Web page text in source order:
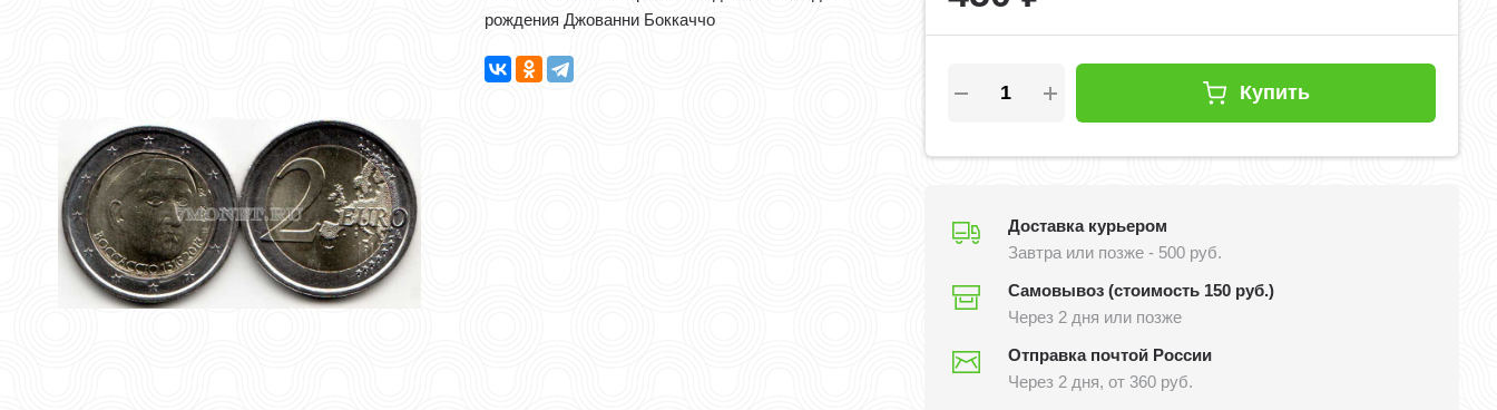
рождения Джованни Боккаччо
Купить
Доставка курьером
Завтра или позже - 500 руб.
Самовывоз (стоимость 150 руб.)
Через 2 дня или позже
Отправка почтой России
Через 2 дня, от 360 руб.